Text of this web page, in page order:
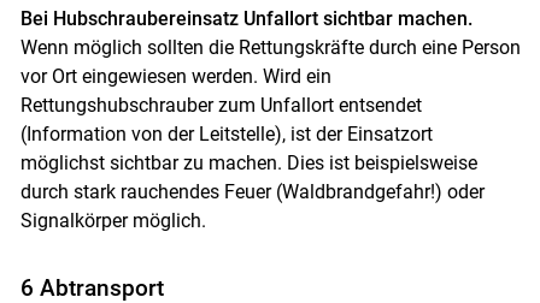
Bei Hubschraubereinsatz Unfallort sichtbar machen.
Wenn möglich sollten die Rettungskräfte durch eine Person
vor Ort eingewiesen werden. Wird ein
Rettungshubschrauber zum Unfallort entsendet
(Information von der Leitstelle), ist der Einsatzort
möglichst sichtbar zu machen. Dies ist beispielsweise
durch stark rauchendes Feuer (Waldbrandgefahr!) oder
Signalkörper möglich.
6 Abtransport